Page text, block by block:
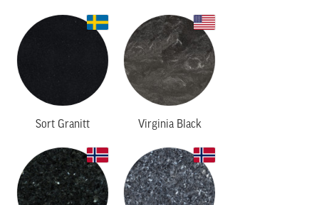
Sort Granitt Virginia Black